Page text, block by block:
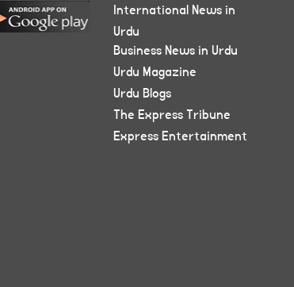
International News in
Urdu
Business News in Urdu
Urdu Magazine
Urdu Blogs
The Express Tribune
Express Entertainment